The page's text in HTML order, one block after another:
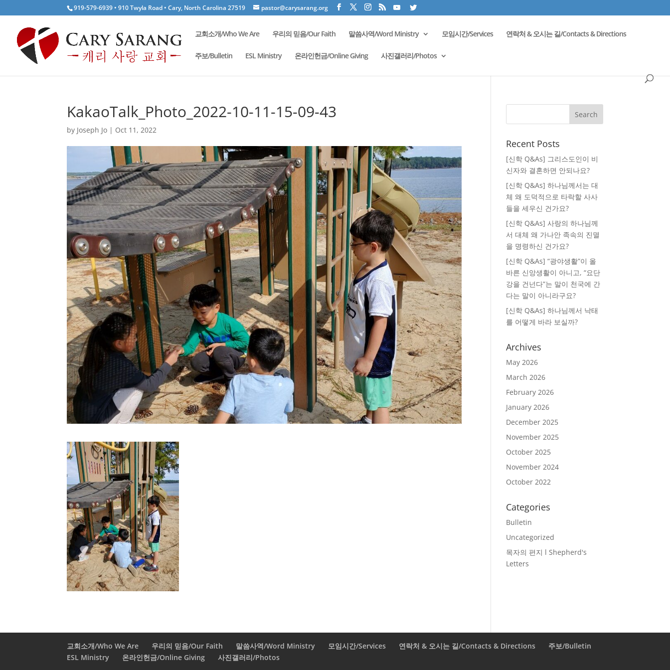
919-579-6939 • 910 Twyla Road • Cary, North Carolina 27519 pastor@carysarang.org
교회소개/Who We Are 우리의 믿음/Our Faith 말씀사역/Word Ministry 모임시간/Services 연락처 & 오시는 길/Contacts & Directions
주보/Bulletin ESL Ministry 온라인헌금/Online Giving 사진갤러리/Photos
KakaoTalk_Photo_2022-10-11-15-09-43
by Joseph Jo | Oct 11, 2022
Recent Posts
[신학 Q&As] 그리스도인이 비
신자와 결혼하면 안되나요?
[신학 Q&As] 하나님께서는 대
체 왜 도덕적으로 타락할 사사
들을 세우신 건가요?
[신학 Q&As] 사랑의 하나님께
서 대체 왜 가나안 족속의 진멸
을 명령하신 건가요?
[신학 Q&As] “광야생활”이 올
바른 신앙생활이 아니고, “요단
강을 건넌다”는 말이 천국에 간
다는 말이 아니라구요?
[신학 Q&As] 하나님께서 낙태
를 어떻게 바라 보실까?
Archives
May 2026
March 2026
February 2026
January 2026
December 2025
November 2025
October 2025
November 2024
October 2022
Categories
Bulletin
Uncategorized
목자의 편지 l Shepherd's
Letters
교회소개/Who We Are 우리의 믿음/Our Faith 말씀사역/Word Ministry 모임시간/Services 연락처 & 오시는 길/Contacts & Directions
주보/Bulletin
ESL Ministry
온라인헌금/Online Giving 사진갤러리/Photos